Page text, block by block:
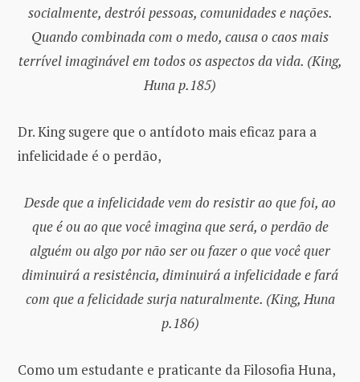
socialmente, destrói pessoas, comunidades e nações.
Quando combinada com o medo, causa o caos mais
terrível imaginável em todos os aspectos da vida. (King,
Huna p.185)
Dr. King sugere que o antídoto mais eficaz para a
infelicidade é o perdão,
Desde que a infelicidade vem do resistir ao que foi, ao
que é ou ao que você imagina que será, o perdão de
alguém ou algo por não ser ou fazer o que você quer
diminuirá a resistência, diminuirá a infelicidade e fará
com que a felicidade surja naturalmente. (King, Huna
p.186)
Como um estudante e praticante da Filosofia Huna,